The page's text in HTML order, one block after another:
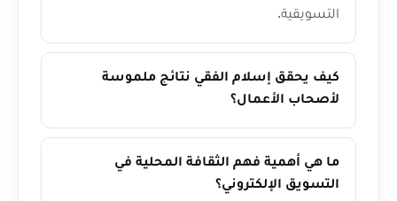
التسويقية.
كيف يحقق إسلام الفقي نتائج ملموسة
لأصحاب الأعمال؟
ما هي أهمية فهم الثقافة المحلية في
التسويق الإلكتروني؟